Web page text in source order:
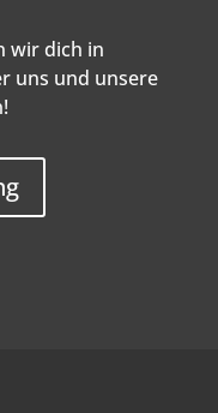
wir dich in
uns und unsere